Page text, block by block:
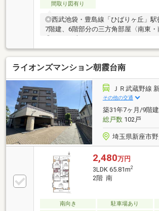
間取り図有り
◎西武池袋・豊島線「ひばりヶ丘」
7階建、6階部分の三方角部屋〈南東・
◇ライフ新座店…約350m(徒歩5分)◇
座栗原店…約280m(徒歩4分)◇クリエ
店…約420m(徒歩6分)◇栗原公園…約
エミオひばりヶ丘…約1，000m(徒歩
小学校…約620m(徒歩8分)◇市立大門
100m(徒歩14分)
ライオンズマンション朝霞台南
ＪＲ武蔵野線
その他の交通
築31年7ヶ月/9階建
総戸数102戸
埼玉県新座市野
2,480万円
3LDK 65.81m2
2階 南
南向き 駐車場あり